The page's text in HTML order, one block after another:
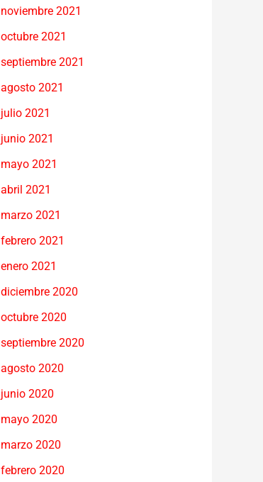
noviembre 2021
octubre 2021
septiembre 2021
agosto 2021
julio 2021
junio 2021
mayo 2021
abril 2021
marzo 2021
febrero 2021
enero 2021
diciembre 2020
octubre 2020
septiembre 2020
agosto 2020
junio 2020
mayo 2020
marzo 2020
febrero 2020